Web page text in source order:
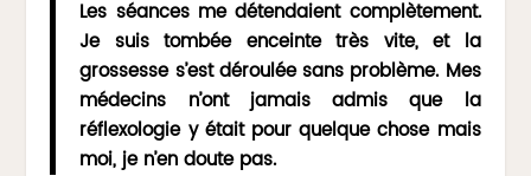
Les séances me détendaient complètement.
Je suis tombée enceinte très vite, et la
grossesse s’est déroulée sans problème. Mes
médecins n’ont jamais admis que la
réflexologie y était pour quelque chose mais
moi, je n’en doute pas.